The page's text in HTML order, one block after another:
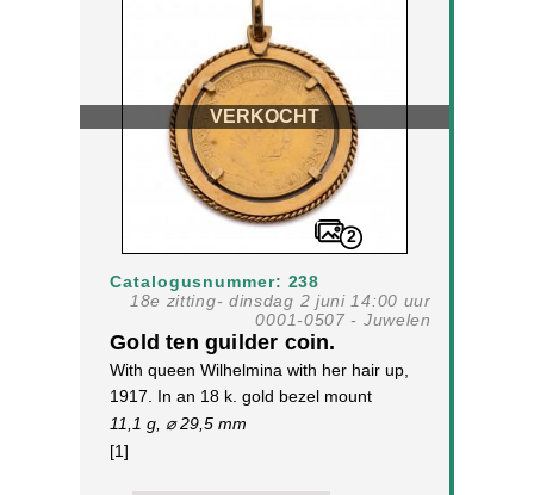
VERKOCHT
2
Catalogusnummer: 238
18e zitting- dinsdag 2 juni 14:00 uur
0001-0507 - Juwelen
Gold ten guilder coin.
With queen Wilhelmina with her hair up,
1917. In an 18 k. gold bezel mount
11,1 g, ⌀ 29,5 mm
[1]